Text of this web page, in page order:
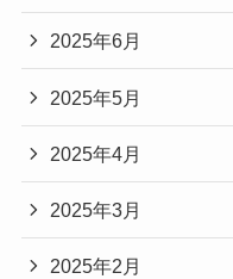
2025年6月
2025年5月
2025年4月
2025年3月
2025年2月